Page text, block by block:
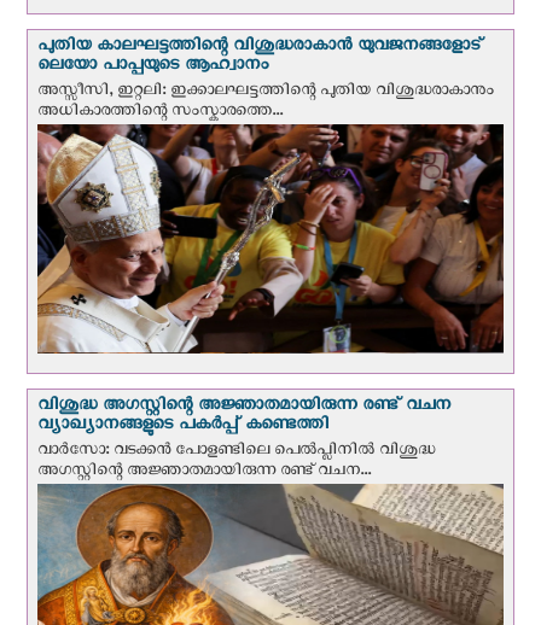
പുതിയ കാലഘട്ടത്തിന്റെ വിശുദ്ധരാകാന്‍ യുവജനങ്ങളോട്
ലെയോ പാപ്പയുടെ ആഹ്വാനം
അസ്സീസി, ഇറ്റലി: ഇക്കാലഘട്ടത്തിന്റെ പുതിയ വിശുദ്ധരാകാനും
അധികാരത്തിന്റെ സംസ്കാരത്തെ...
വിശുദ്ധ അഗസ്റ്റിന്റെ അജ്ഞാതമായിരുന്ന രണ്ട് വചന
വ്യാഖ്യാനങ്ങളുടെ പകര്‍പ്പ് കണ്ടെത്തി
വാര്‍സോ: വടക്കൻ പോളണ്ടിലെ പെൽപ്ലിനില്‍ വിശുദ്ധ
അഗസ്റ്റിന്റെ അജ്ഞാതമായിരുന്ന രണ്ട് വചന...